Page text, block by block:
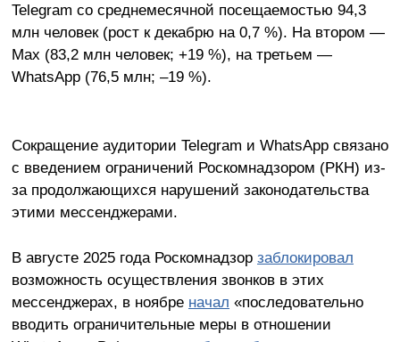
Telegram со среднемесячной посещаемостью 94,3
млн человек (рост к декабрю на 0,7 %). На втором —
Max (83,2 млн человек; +19 %), на третьем —
WhatsApp (76,5 млн; –19 %).
Сокращение аудитории Telegram и WhatsApp связано
с введением ограничений Роскомнадзором (РКН) из-
за продолжающихся нарушений законодательства
этими мессенджерами.
В августе 2025 года Роскомнадзор заблокировал
возможность осуществления звонков в этих
мессенджерах, в ноябре начал «последовательно
вводить ограничительные меры в отношении